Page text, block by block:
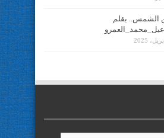
الشمس.. بقلم